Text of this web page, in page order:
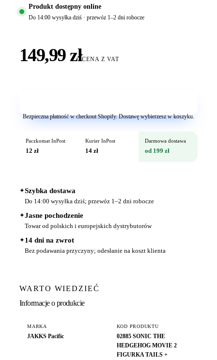
Produkt dostępny online
Do 14:00 wysyłka dziś · przewóz 1–2 dni robocze
149,99 złCENA Z VAT
Bezpieczna płatność w checkout Shopify. Dostawę wybierzesz w koszyku.
Paczkomat InPost
12 zł
Kurier InPost
14 zł
Darmowa dostawa
od 199 zł
✦Szybka dostawa
Do 14:00 wysyłka dziś; przewóz 1–2 dni robocze
✦Jasne pochodzenie
Towar od polskich i europejskich dystrybutorów
✦14 dni na zwrot
Bez podawania przyczyny; odesłanie na koszt klienta
WARTO WIEDZIEĆ
Informacje o produkcie
MARKA
JAKKS Pacific
KOD PRODUKTU
02885 SONIC THE
HEDGEHOG MOVIE 2
FIGURKA TAILS +